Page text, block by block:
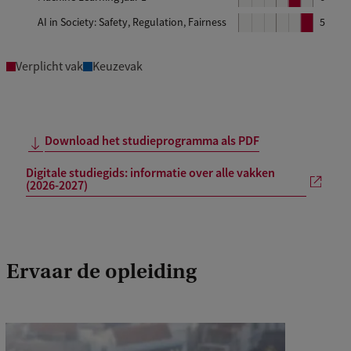
4
6
o
o
AI in Society: Safety, Regulation, Fairness
5
Verplicht vak Keuzevak
Download het studieprogramma als PDF
Digitale studiegids: informatie over alle vakken
(2026-2027)
Ervaar de opleiding